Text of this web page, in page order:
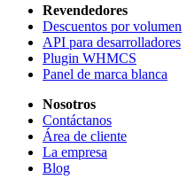
Revendedores
Descuentos por volumen
API para desarrolladores
Plugin WHMCS
Panel de marca blanca
Nosotros
Contáctanos
Área de cliente
La empresa
Blog